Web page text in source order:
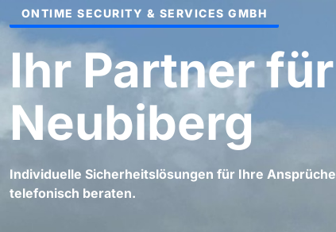
ONTIME SECURITY & SERVICES GMBH
Ihr Partner
Neubiberg
Individuelle Sicherheitslösungen für Ihre
telefonisch beraten.